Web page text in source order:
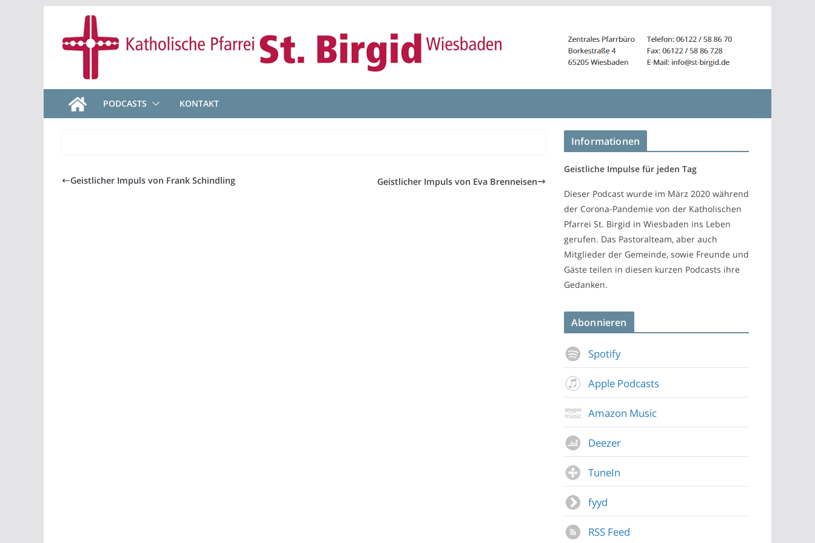
springen
PODCASTS KONTAKT
Geistlicher Impuls von Frank Schindling Geistlicher Impuls von Eva Brenneisen
Informationen
Geistliche Impulse für jeden Tag
Dieser Podcast wurde im März 2020 während
der Corona-Pandemie von der Katholischen
Pfarrei St. Birgid in Wiesbaden ins Leben
gerufen. Das Pastoralteam, aber auch
Mitglieder der Gemeinde, sowie Freunde und
Gäste teilen in diesen kurzen Podcasts ihre
Gedanken.
Abonnieren
Spotify
Apple Podcasts
Amazon Music
Deezer
TuneIn
fyyd
RSS Feed